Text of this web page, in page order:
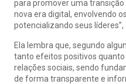
para promover uma
nova era digital, envolvendo
potencializando seus líderes”,
Ela lembra que, segundo
tanto efeitos positivos
relações sociais, sendo
de forma transparente e